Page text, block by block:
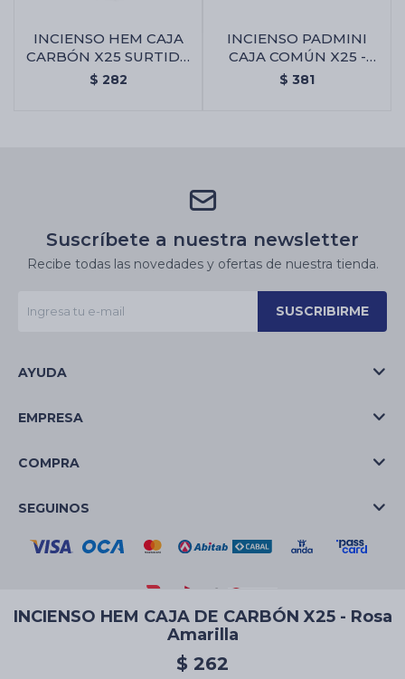
INCIENSO HEM CAJA DE CARBÓN X25 - Rosa
Amarilla
$ 262
INCIENSO HEM CAJA
CARBÓN X25 SURTIDA
- Amor Y Atracción
$ 282
INCIENSO PADMINI
CAJA COMÚN X25 -
Brindavan
$ 381
Suscríbete a nuestra newsletter
Recibe todas las novedades y ofertas de nuestra tienda.
SUSCRIBIRME
AYUDA
EMPRESA
COMPRA
SEGUINOS
© Copyright 2026 / La Casa de las Velas